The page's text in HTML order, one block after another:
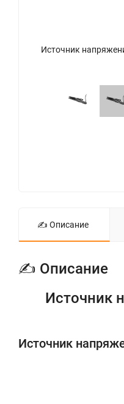
✍ Описание
✍ Описание
Источник
Источник